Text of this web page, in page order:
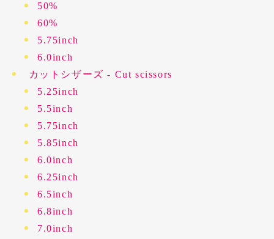
50%
60%
5.75inch
6.0inch
カットシザーズ - Cut scissors
5.25inch
5.5inch
5.75inch
5.85inch
6.0inch
6.25inch
6.5inch
6.8inch
7.0inch